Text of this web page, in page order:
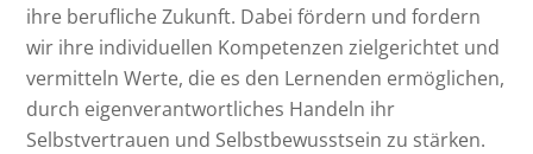
ihre berufliche Zukunft. Dabei fördern und fordern
wir ihre individuellen Kompetenzen zielgerichtet und
vermitteln Werte, die es den Lernenden ermöglichen,
durch eigenverantwortliches Handeln ihr
Selbstvertrauen und Selbstbewusstsein zu stärken.